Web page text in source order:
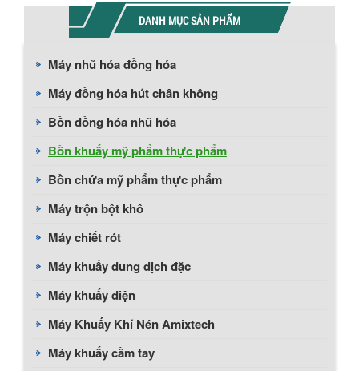
DANH MỤC SẢN PHẨM
Máy nhũ hóa đồng hóa
Máy đồng hóa hút chân không
Bồn đồng hóa nhũ hóa
Bồn khuấy mỹ phẩm thực phẩm
Bồn chứa mỹ phẩm thực phẩm
Máy trộn bột khô
Máy chiết rót
Máy khuấy dung dịch đặc
Máy khuấy điện
Máy Khuấy Khí Nén Amixtech
Máy khuấy cầm tay